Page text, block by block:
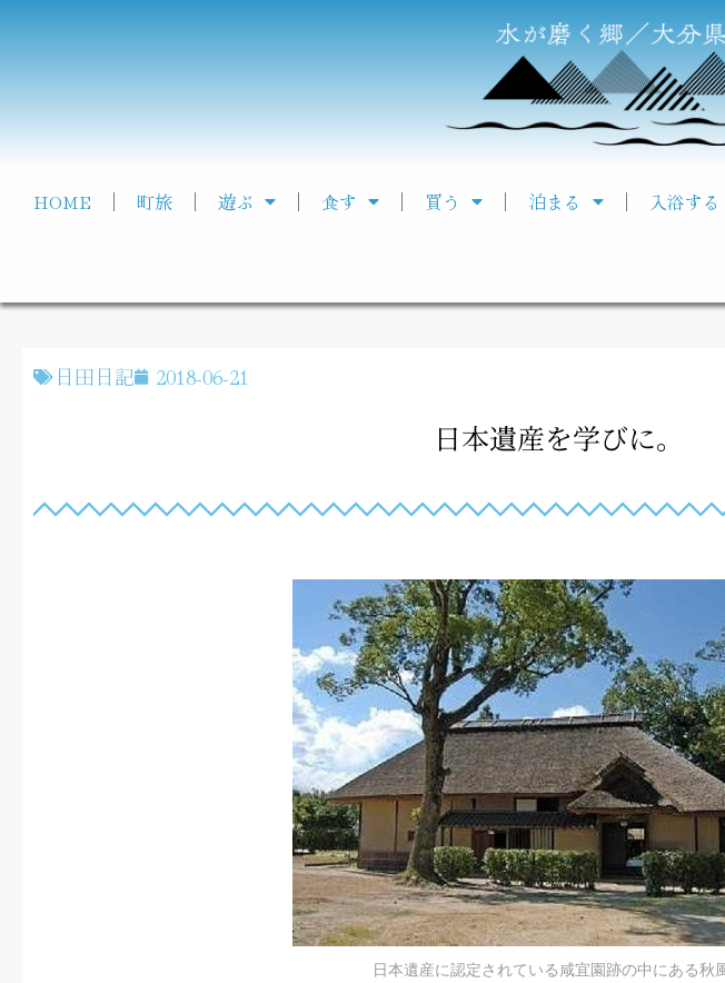
HOME 町旅 遊ぶ 食す 買う 泊まる 入浴する
日田日記 2018-06-21
日本遺産を学びに。
日本遺産に認定されている咸宜園跡の中にある秋